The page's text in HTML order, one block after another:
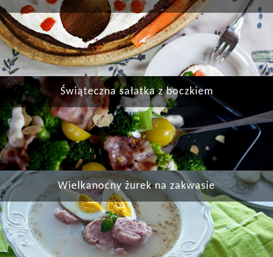
Świąteczna sałatka z boczkiem
Wielkanocny żurek na zakwasie